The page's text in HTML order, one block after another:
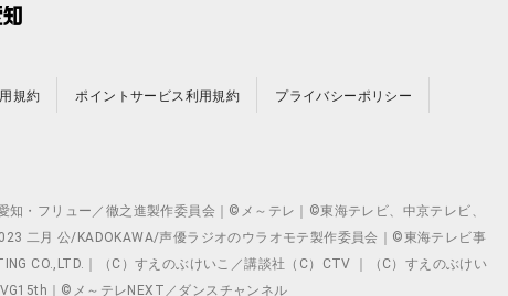
規約 ポイントサービス利用規約 プライバシーポリシー
・フリュー／徹之進製作委員会｜©メ～テレ｜©東海テレビ、中京テレビ、
二月 公/KADOKAWA/声優ラジオのウラオモテ製作委員会｜©東海テレビ事
CO.,LTD.｜（C）すえのぶけいこ／講談社（C）CTV ｜（C）すえのぶけい
｜©メ～テレNEXT／ダンスチャンネル